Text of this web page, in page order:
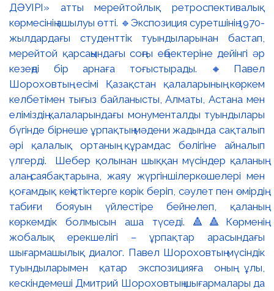
ДӘУІРІ» атты мерейтойлық ретроспективалық
көрмесінің ашылуы өтті. 🔹Экспозиция суретшінің 1970-
жылдардағы студенттік туындыларынан бастап,
мерейтой қарсаңындағы соңғы еңбектеріне дейінгі әр
кезеңді бір арнаға тоғыстырады. 🔸Павел
Шороховтың есімі Қазақстан қалаларының көркем
келбетімен тығыз байланысты, Алматы, Астана мен
еліміздің қалаларындағы монументалды туындылары
бүгінде бірнеше ұрпақтың мәдени жадында сақталып
әрі қалалық ортаның құрамдас бөлігіне айналып
үлгерді. Шебер қолынан шыққан мүсіндер қаланың
алаң-саябақтарына, жаяу жүргіншілеркөшелері мен
қоғамдық кеңістіктерге көрік беріп, сәулет пен өмірдің
табиғи бояуын үйлестіре бейнелеп, қаланың
көркемдік болмысын аша түседі. 🔺🔺Көрменің
жобалық ерекшелігі – ұрпақтар арасындағы
шығармашылық диалог. Павел Шороховтың мүсіндік
туындыларымен қатар экспозицияға оның ұлы,
кескіндемеші Дмитрий Шороховтың шығармалары да